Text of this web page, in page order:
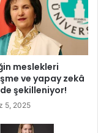
meslekleri
ve yapay zekâ
şekilleniyor!
5, 2025